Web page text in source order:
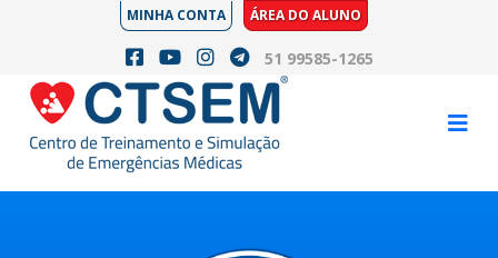
MINHA CONTA ÁREA DO ALUNO
51 99585-1265